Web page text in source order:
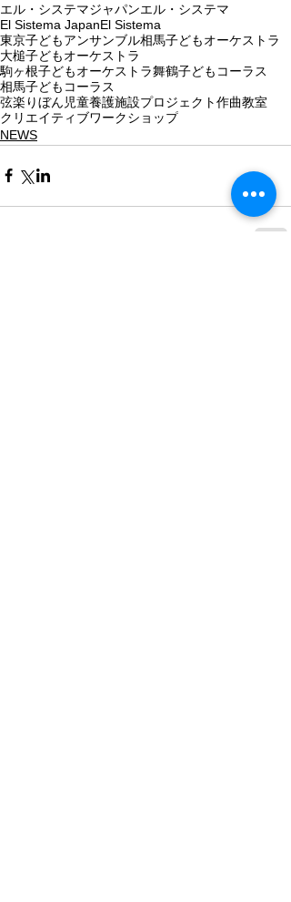
エル・システマジャパンエル・システマ
El Sistema JapanEl Sistema
東京子どもアンサンブル相馬子どもオーケストラ
大槌子どもオーケストラ
駒ヶ根子どもオーケストラ舞鶴子どもコーラス
相馬子どもコーラス
弦楽りぼん児童養護施設プロジェクト作曲教室
クリエイティブワークショップ
NEWS